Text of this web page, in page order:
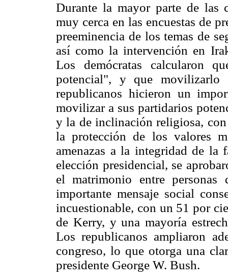
Durante la mayor parte de las
muy cerca en las encuestas de
preeminencia de los temas de
así como la intervención en
Los demócratas calcularon
potencial", y que movilizarlo
republicanos hicieron un
movilizar a sus partidarios
y la de inclinación religiosa,
la protección de los valores
amenazas a la integridad de
elección presidencial, se
el matrimonio entre
importante mensaje social
incuestionable, con un 51 por
de Kerry, y una mayoría
Los republicanos ampliaron
congreso, lo que otorga una
presidente George W. Bush.